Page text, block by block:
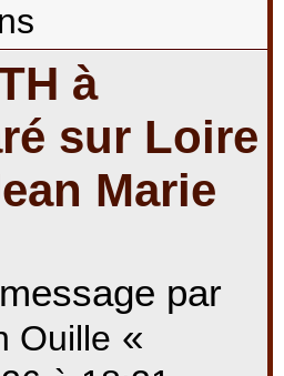
à
sur Loire
Marie
par
Ouille «